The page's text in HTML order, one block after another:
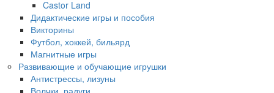
Castor Land
Дидактические игры и пособия
Викторины
Футбол, хоккей, бильярд
Магнитные игры
Развивающие и обучающие игрушки
Антистрессы, лизуны